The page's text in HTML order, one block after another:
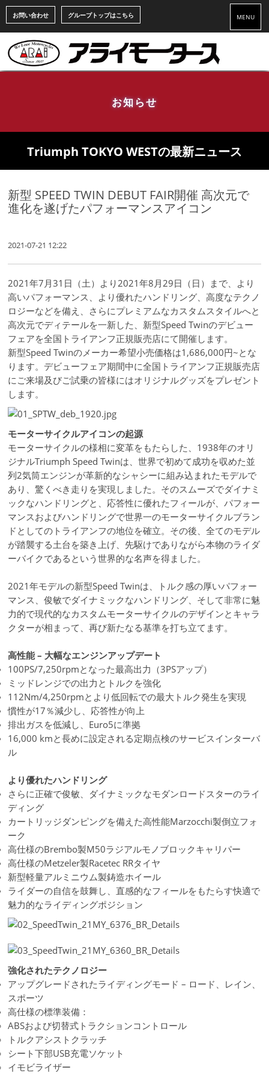
お問い合わせ グループトップはこちら MENU
お知らせ
Triumph TOKYO WESTの最新ニュース
新型 SPEED TWIN DEBUT FAIR開催 高次元で
進化を遂げたパフォーマンスアイコン
2021-07-21 12:22
2021年7月31日（土）より2021年8月29日（日）まで、より
高いパフォーマンス、より優れたハンドリング、高度なテクノ
ロジーなどを備え、さらにプレミアムなカスタムスタイルへと
高次元でディテールを一新した、新型Speed Twinのデビュー
フェアを全国トライアンフ正規販売店にて開催します。
新型Speed Twinのメーカー希望小売価格は1,686,000円~とな
ります。デビューフェア期間中に全国トライアンフ正規販売店
にご来場及びご試乗の皆様にはオリジナルグッズをプレゼント
します。
モーターサイクルアイコンの起源
モーターサイクルの様相に変革をもたらした、1938年のオリ
ジナルTriumph Speed Twinは、世界で初めて成功を収めた並
列2気筒エンジンが革新的なシャシーに組み込まれたモデルで
あり、驚くべき走りを実現しました。そのスムーズでダイナミ
ックなハンドリングと、応答性に優れたフィールが、パフォー
マンスおよびハンドリングで世界一のモーターサイクルブラン
ドとしてのトライアンフの地位を確立。その後、全てのモデル
が踏襲する土台を築き上げ、先駆けでありながら本物のライダ
ーバイクであるという世界的な名声を得ました。
2021年モデルの新型Speed Twinは、トルク感の厚いパフォー
マンス、俊敏でダイナミックなハンドリング、そして非常に魅
力的で現代的なカスタムモーターサイクルのデザインとキャラ
クターが相まって、再び新たなる基準を打ち立てます。
高性能 – 大幅なエンジンアップデート
100PS/7,250rpmとなった最高出力（3PSアップ）
ミッドレンジでの出力とトルクを強化
112Nm/4,250rpmとより低回転での最大トルク発生を実現
慣性が17％減少し、応答性が向上
排出ガスを低減し、Euro5に準拠
16,000 kmと長めに設定される定期点検のサービスインターバ
ル
より優れたハンドリング
さらに正確で俊敏、ダイナミックなモダンロードスターのライ
ディング
カートリッジダンピングを備えた高性能Marzocchi製倒立フォ
ーク
高仕様のBrembo製M50ラジアルモノブロックキャリパー
高仕様のMetzeler製Racetec RRタイヤ
新型軽量アルミニウム製鋳造ホイール
ライダーの自信を鼓舞し、直感的なフィールをもたらす快適で
魅力的なライディングポジション
強化されたテクノロジー
アップグレードされたライディングモード – ロード、レイン、
スポーツ
高仕様の標準装備：
ABSおよび切替式トラクションコントロール
トルクアシストクラッチ
シート下部USB充電ソケット
イモビライザー